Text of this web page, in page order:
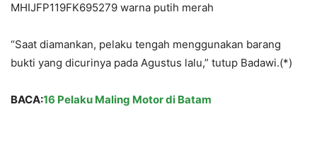
MHIJFP119FK695279 warna putih merah
“Saat diamankan, pelaku tengah menggunakan barang
bukti yang dicurinya pada Agustus lalu,” tutup Badawi.(*)
BACA:16 Pelaku Maling Motor di Batam